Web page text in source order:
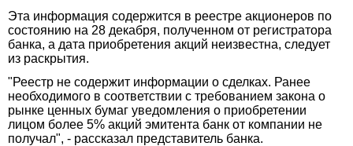
Эта информация содержится в реестре акционеров по
состоянию на 28 декабря, полученном от регистратора
банка, а дата приобретения акций неизвестна, следует
из раскрытия.
"Реестр не содержит информации о сделках. Ранее
необходимого в соответствии с требованием закона о
рынке ценных бумаг уведомления о приобретении
лицом более 5% акций эмитента банк от компании не
получал", - рассказал представитель банка.